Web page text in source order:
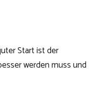
Start ist der
werden muss und